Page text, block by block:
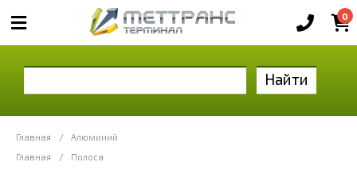
0
Найти
Главная /
Алюминий
Главная
/ Полоса